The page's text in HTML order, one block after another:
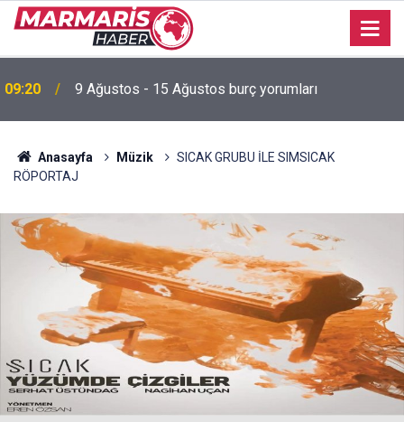
09:20 9 Ağustos - 15 Ağustos burç yorumları
Anasayfa Müzik
SICAK GRUBU İLE SIMSICAK
RÖPORTAJ